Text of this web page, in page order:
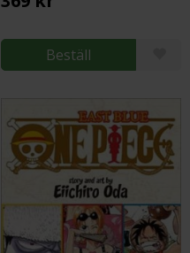
Beställ